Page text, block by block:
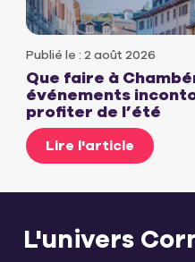
Publié le : 2 août 2026
Que faire à
événements
profiter de l’été
Lire l'article
L'univers